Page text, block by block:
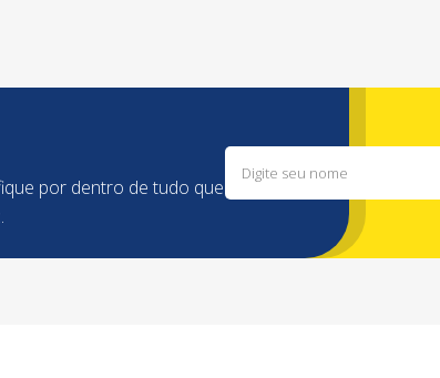
por dentro de tudo que